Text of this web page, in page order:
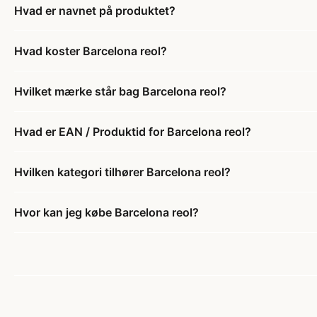
Hvad er navnet på produktet?
Hvad koster Barcelona reol?
Hvilket mærke står bag Barcelona reol?
Hvad er EAN / Produktid for Barcelona reol?
Hvilken kategori tilhører Barcelona reol?
Hvor kan jeg købe Barcelona reol?